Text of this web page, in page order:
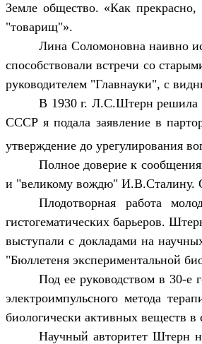
Земле общество. «Как
"товарищ"».
Лина Соломоновна наивно
способствовали встречи со
руководителем "Главнауки", с
В 1930 г. Л.С.Штерн решила
СССР я подала заявление в
утверждение до урегулирования
Полное доверие к
и "великому вождю" И.В.Сталину.
Плодотворная работа
гистогематических барьеров.
выступали с докладами на
"Бюллетеня экспериментальной
Под ее руководством в 30-е
электроимпульсного метода
биологически активных веществ в
Научный авторитет Штерн